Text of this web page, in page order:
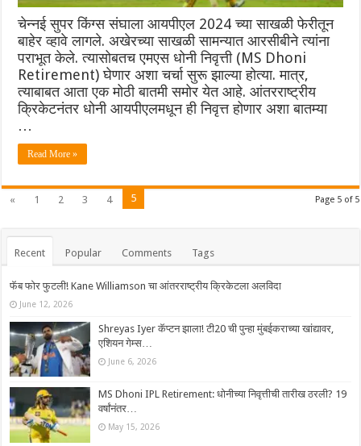
चेन्नई सुपर किंग्स संघाला आयपीएल 2024 च्या साखळी फेरीतून
बाहेर व्हावे लागले. अखेरच्या साखळी सामन्यात आरसीबीने त्यांना
पराभूत केले. त्यासोबतच एमएस धोनी निवृत्ती (MS Dhoni
Retirement) घेणार अशा चर्चा सुरू झाल्या होत्या. मात्र,
त्याबाबत आता एक मोठी बातमी समोर येत आहे. आंतरराष्ट्रीय
क्रिकेटनंतर धोनी आयपीएलमधून ही निवृत्त होणार अशा बातम्या
…
Read More »
Page 5 of 5
« 1 2 3 4 5
Recent Popular Comments Tags
फॅब फोर फुटली! Kane Williamson चा आंतरराष्ट्रीय क्रिकेटला अलविदा
June 12, 2026
Shreyas Iyer कॅप्टन झाला! टी20 ची पुन्हा मुंबईकराच्या खांद्यावर,
एशियन गेम्स…
June 6, 2026
MS Dhoni IPL Retirement: धोनीच्या निवृत्तीची तारीख ठरली? 19
वर्षांनंतर…
May 15, 2026